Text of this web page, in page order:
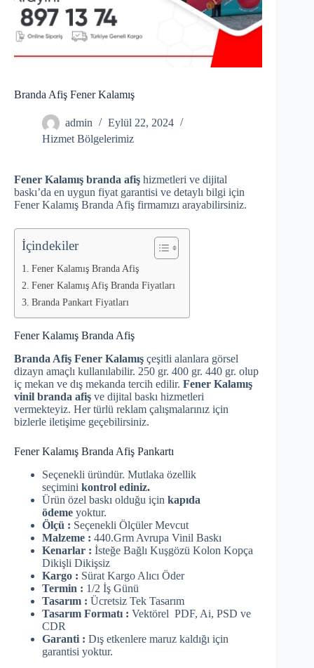
Branda Afiş Fener Kalamış
admin
Eylül 22, 2024
Hizmet Bölgelerimiz
Fener Kalamış branda afiş hizmetleri ve dijital
baskı’da en uygun fiyat garantisi ve detaylı bilgi için
Fener Kalamış Branda Afiş firmamızı arayabilirsiniz.
İçindekiler
Fener Kalamış Branda Afiş
Fener Kalamış Afiş Branda Fiyatları
Branda Pankart Fiyatları
Fener Kalamış Branda Afiş
Branda Afiş Fener Kalamış çeşitli alanlara görsel
dizayn amaçlı kullanılabilir. 250 gr. 400 gr. 440 gr. olup
iç mekan ve dış mekanda tercih edilir. Fener Kalamış
vinil branda afiş ve dijital baskı hizmetleri
vermekteyiz. Her türlü reklam çalışmalarınız için
bizlerle iletişime geçebilirsiniz.
Fener Kalamış Branda Afiş Pankartı
Seçenekli üründür. Mutlaka özellik
seçimini kontrol ediniz.
Ürün özel baskı olduğu için kapıda
ödeme yoktur.
Ölçü : Seçenekli Ölçüler Mevcut
Malzeme : 440.Grm Avrupa Vinil Baskı
Kenarlar : İsteğe Bağlı Kuşgözü Kolon Kopça
Dikişli Dikişsiz
Kargo : Sürat Kargo Alıcı Öder
Termin : 1/2 İş Günü
Tasarım : Ücretsiz Tek Tasarım
Tasarım Formatı : Vektörel PDF, Ai, PSD ve
CDR
Garanti : Dış etkenlere maruz kaldığı için
garantisi yoktur.